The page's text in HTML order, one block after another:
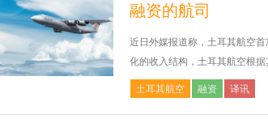
融资的航司
近日外媒报道称，土耳其航空
化的收入结构，土耳其航空根
土耳其航空 融资 译讯